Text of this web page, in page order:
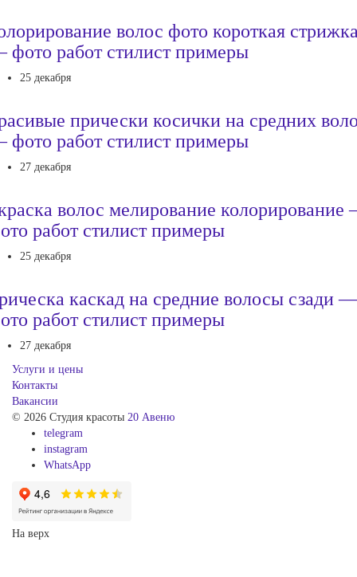
волос фото короткая
работ стилист примеры
25 декабря
прически косички на средних
работ стилист примеры
27 декабря
волос мелирование
работ стилист примеры
25 декабря
каскад на средние волосы сзади —
работ стилист примеры
27 декабря
Услуги и цены
Контакты
Вакансии
© 2026 Студия красоты 20 Авеню
telegram
instagram
WhatsApp
На верх